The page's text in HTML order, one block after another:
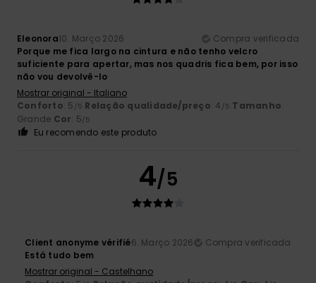
Eleonora10. Março 2026
Compra verificada
Porque me fica largo na cintura e não tenho velcro
suficiente para apertar, mas nos quadris fica bem, por isso
não vou devolvê-lo
Mostrar original - Italiano
Conforto: 5 /5 Relação qualidade/preço: 4 /5 Tamanho:
Grande Cor: 5/5
Eu recomendo este produto
4/5
Client anonyme vérifié6. Março 2026
Compra verificada
Está tudo bem
Mostrar original - Castelhano